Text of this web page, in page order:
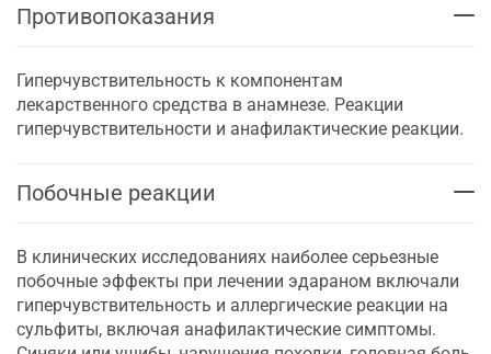
Противопоказания
Гиперчувствительность к компонентам
лекарственного средства в анамнезе. Реакции
гиперчувствительности и анафилактические реакции.
Побочные реакции
В клинических исследованиях наиболее серьезные
побочные эффекты при лечении эдараном включали
гиперчувствительность и аллергические реакции на
сульфиты, включая анафилактические симптомы.